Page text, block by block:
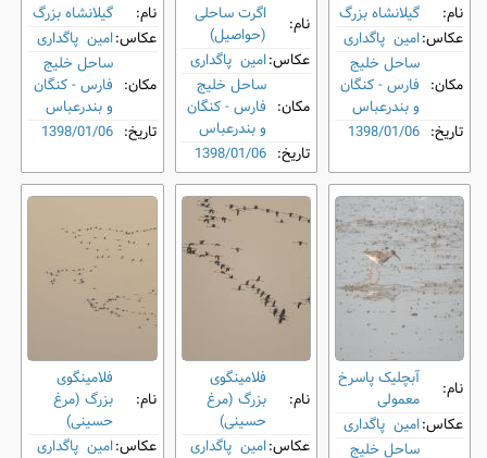
نام:
گیلانشاه بزرگ
عکاس:امین پاگداری
مکان:
ساحل خلیج
فارس - کنگان
و بندرعباس
تاریخ: 1398/01/06
نام:
اگرت ساحلی
(حواصیل)
عکاس:امین پاگداری
مکان:
ساحل خلیج
فارس - کنگان
و بندرعباس
تاریخ: 1398/01/06
نام:
گیلانشاه بزرگ
عکاس:امین پاگداری
مکان:
ساحل خلیج
فارس - کنگان
و بندرعباس
تاریخ: 1398/01/06
نام:
آبچلیک پاسرخ
معمولی
عکاس:امین پاگداری
ساحل خلیج
نام:
فلامینگوی
بزرگ (مرغ
حسینی)
عکاس:امین پاگداری
نام:
فلامینگوی
بزرگ (مرغ
حسینی)
عکاس:امین پاگداری